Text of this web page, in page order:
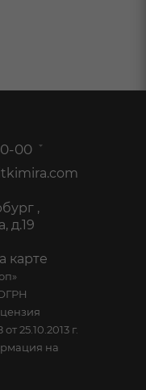
00
,
д.19
карте
25.10.2013 г.
на